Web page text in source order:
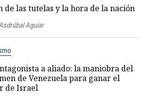
de las tutelas y la hora de la nación
Aguiar
a aliado: la maniobra del
de Venezuela para ganar el
de Israel